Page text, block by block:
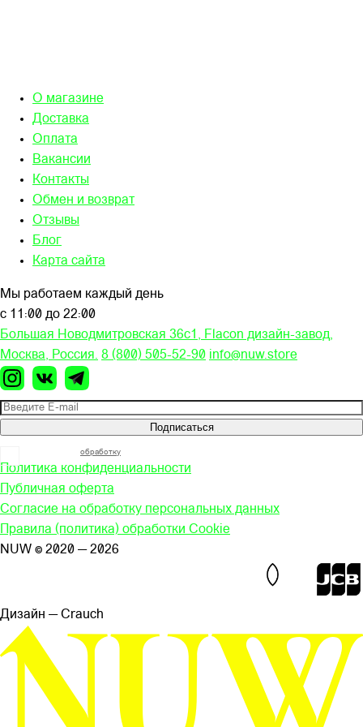
О магазине
Доставка
Оплата
Вакансии
Контакты
Обмен и возврат
Отзывы
Блог
Карта сайта
Мы работаем каждый день
с 11:00 до 22:00
Большая Новодмитровская 36c1, Flacon дизайн-завод,
Москва, Россия. 8 (800) 505-52-90 info@nuw.store
Подписаться
обработку
Политика конфиденциальности
Публичная оферта
Согласие на обработку персональных данных
Правила (политика) обработки Cookie
NUW © 2020 — 2026
Дизайн — Сrauch